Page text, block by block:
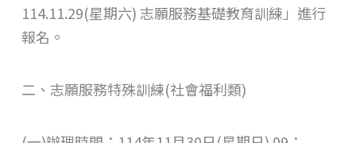
114.11.29(星期六) 志願服務基礎教育訓練」進行
報名。
二、志願服務特殊訓練(社會福利類)